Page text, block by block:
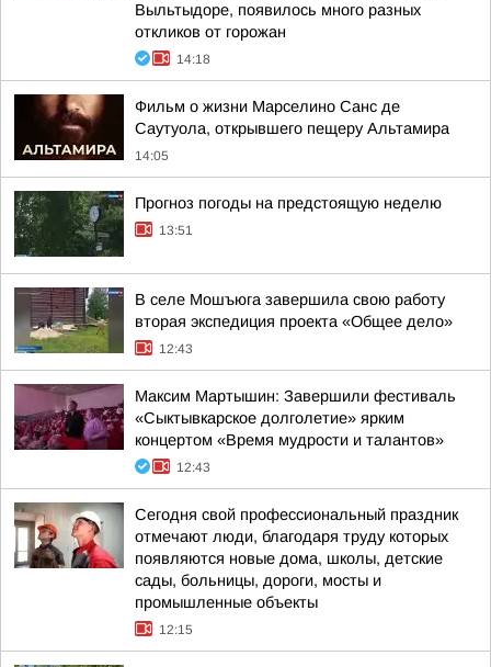
Выльтыдоре, появилось много разных
откликов от горожан
14:18
Фильм о жизни Марселино Санс де
Саутуола, открывшего пещеру Альтамира
14:05
Прогноз погоды на предстоящую неделю
13:51
В селе Мошъюга завершила свою работу
вторая экспедиция проекта «Общее дело»
12:43
Максим Мартышин: Завершили фестиваль
«Сыктывкарское долголетие» ярким
концертом «Время мудрости и талантов»
12:43
Сегодня свой профессиональный праздник
отмечают люди, благодаря труду которых
появляются новые дома, школы, детские
сады, больницы, дороги, мосты и
промышленные объекты
12:15